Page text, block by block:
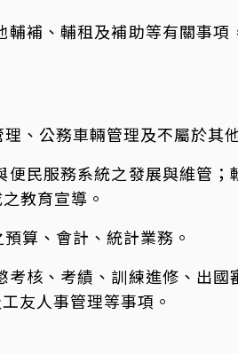
補、輔租及補助等有關事
、公務車輛管理及不屬於其
民服務系統之發展與維管；
教育宣導。
算、會計、統計業務。
核、考績、訓練進修、出
友人事管理等事項。